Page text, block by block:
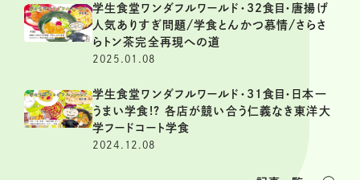
学生食堂ワンダフルワールド・32食目・唐揚げ
人気ありすぎ問題/学食とんかつ慕情/さらさ
らトン茶完全再現への道
2025.01.08
学生食堂ワンダフルワールド・31食目・日本一
うまい学食!? 各店が競い合う仁義なき東洋大
学フードコート学食
2024.12.08